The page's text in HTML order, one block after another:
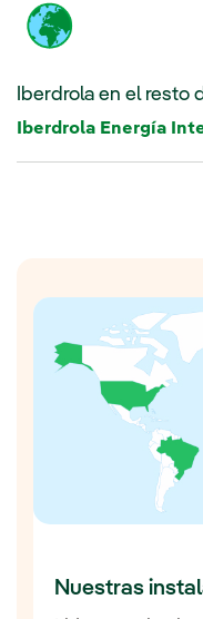
Iberdrola en el resto
Enlace externo, se
Iberdrola Energía
Nuestras